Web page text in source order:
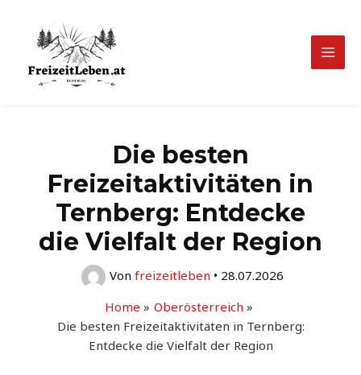
springen
Main
Die besten
Freizeitaktivitäten in
Ternberg: Entdecke
die Vielfalt der Region
Von freizeitleben • 28.07.2026
Home
Oberösterreich
Die besten Freizeitaktivitäten in Ternberg:
Entdecke die Vielfalt der Region